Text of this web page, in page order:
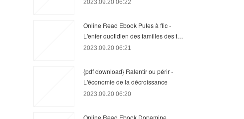
2023.09.20 06:22
Online Read Ebook Putes à flic -
L'enfer quotidien des familles des f…
2023.09.20 06:21
{pdf download} Ralentir ou périr -
L'économie de la décroissance
2023.09.20 06:20
Online Read Ebook Dopamine